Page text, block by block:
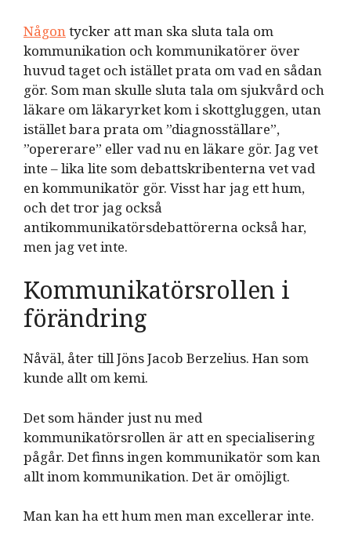
Någontycker att man ska sluta tala om
kommunikation och kommunikatörer över
huvud taget och istället prata om vad en sådan
gör. Som man skulle sluta tala om sjukvård och
läkare om läkaryrket kom i skottgluggen, utan
istället bara prata om ”diagnosställare”,
”opererare” eller vad nu en läkare gör. Jag vet
inte – lika lite som debattskribenterna vet vad
en kommunikatör gör. Visst har jag ett hum,
och det tror jag också
antikommunikatörsdebattörerna också har,
men jag vet inte.
Kommunikatörsrollen i
förändring
Nåväl, åter till Jöns Jacob Berzelius. Han som
kunde allt om kemi.
Det som händer just nu med
kommunikatörsrollen är att en specialisering
pågår. Det finns ingen kommunikatör som kan
allt inom kommunikation. Det är omöjligt.
Man kan ha ett hum men man excellerar inte.